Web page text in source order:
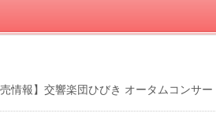
売情報】交響楽団ひびき オータムコンサ